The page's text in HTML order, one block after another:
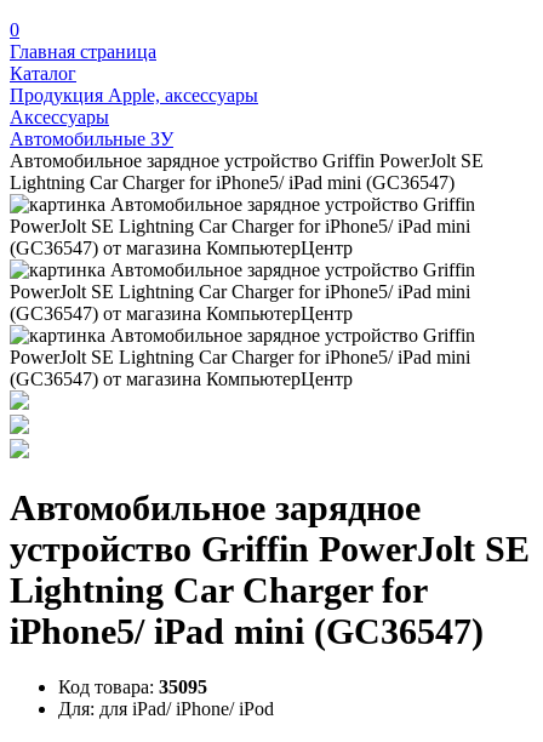
0
Главная страница
Каталог
Продукция Apple, аксессуары
Аксессуары
Автомобильные ЗУ
Автомобильное зарядное устройство Griffin PowerJolt SE
Lightning Car Charger for iPhone5/ iPad mini (GC36547)
Автомобильное зарядное
устройство Griffin PowerJolt SE
Lightning Car Charger for
iPhone5/ iPad mini (GC36547)
Код товара: 35095
Для: для iPad/ iPhone/ iPod